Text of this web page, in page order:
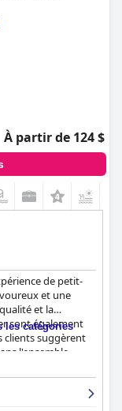
À partir de 124 $
de petit-
et une
et la
sont également
clients suggèrent
l'ensemble
points forts de
les catégories